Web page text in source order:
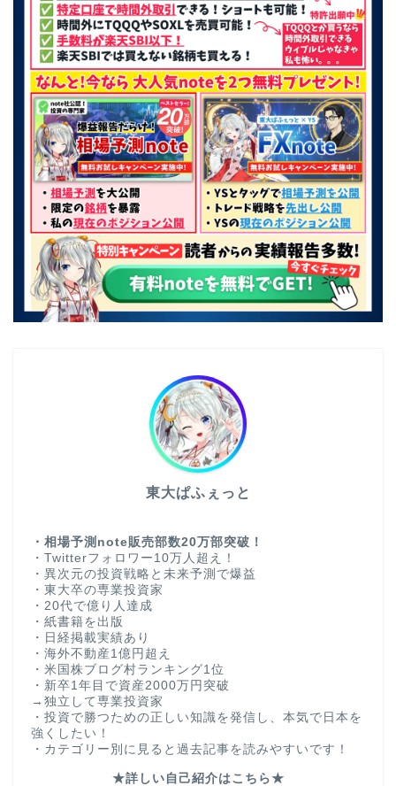
東大ぱふぇっと
・相場予測note販売部数20万部突破！
・Twitterフォロワー10万人超え！
・異次元の投資戦略と未来予測で爆益
・東大卒の専業投資家
・20代で億り人達成
・紙書籍を出版
・日経掲載実績あり
・海外不動産1億円超え
・米国株ブログ村ランキング1位
・新卒1年目で資産2000万円突破
→独立して専業投資家
・投資で勝つための正しい知識を発信し、本気で日本を
強くしたい！
・カテゴリー別に見ると過去記事を読みやすいです！
★詳しい自己紹介はこちら★